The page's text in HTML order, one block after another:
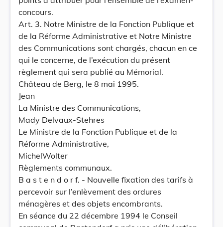
concours.
Art. 3. Notre Ministre de la Fonction Publique et
de la Réforme Administrative et Notre Ministre
des Communications sont chargés, chacun en ce
qui le concerne, de l’exécution du présent
règlement qui sera publié au Mémorial.
Château de Berg, le 8 mai 1995.
Jean
La Ministre des Communications,
Mady Delvaux-Stehres
Le Ministre de la Fonction Publique et de la
Réforme Administrative,
MichelWolter
Règlements communaux.
B a s t e n d o r f. - Nouvelle fixation des tarifs à
percevoir sur l’enlèvement des ordures
ménagères et des objets encombrants.
En séance du 22 décembre 1994 le Conseil